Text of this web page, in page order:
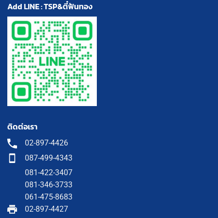
Add LINE : TSP&ตี๋ฟันทอง
ติดต่อเรา
02-897-4426
087-499-4343
081-422-3407
081-346-3733
061-475-8683
02-897-4427